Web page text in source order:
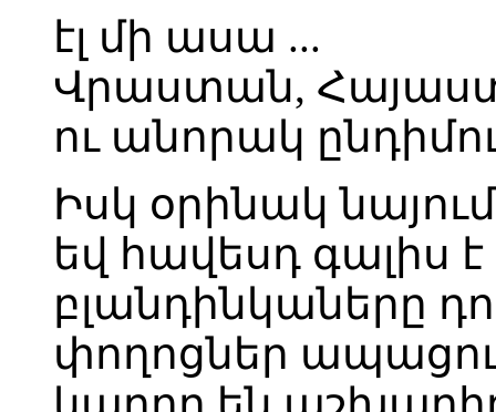
էլ մի ասա ...
Վրաստան,
ու անորակ
Իսկ օրինակ
եվ հավեսդ գալիս
բլանդինկաները
փողոցներ